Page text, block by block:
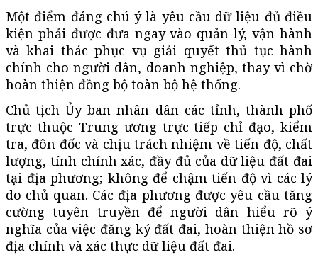
Một điểm đáng chú ý là yêu cầu dữ liệu đủ điều
kiện phải được đưa ngay vào quản lý, vận hành
và khai thác phục vụ giải quyết thủ tục hành
chính cho người dân, doanh nghiệp, thay vì chờ
hoàn thiện đồng bộ toàn bộ hệ thống.
Chủ tịch Ủy ban nhân dân các tỉnh, thành phố
trực thuộc Trung ương trực tiếp chỉ đạo, kiểm
tra, đôn đốc và chịu trách nhiệm về tiến độ, chất
lượng, tính chính xác, đầy đủ của dữ liệu đất đai
tại địa phương; không để chậm tiến độ vì các lý
do chủ quan. Các địa phương được yêu cầu tăng
cường tuyên truyền để người dân hiểu rõ ý
nghĩa của việc đăng ký đất đai, hoàn thiện hồ sơ
địa chính và xác thực dữ liệu đất đai.